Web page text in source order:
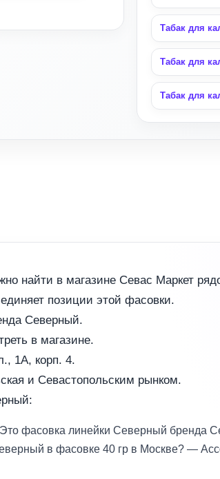
Табак для
Табак для
Табак для
найти в магазине Севас Маркет
позиции этой фасовки.
Северный.
в магазине.
1А, корп. 4.
и Севастопольским рынком.
фасовка линейки Северный бренда
в фасовке 40 гр в Москве? —